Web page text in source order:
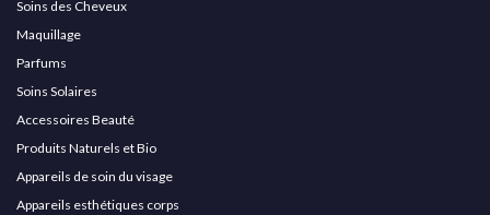
Soins des Cheveux
Maquillage
Parfums
Soins Solaires
Accessoires Beauté
Produits Naturels et Bio
Appareils de soin du visage
Appareils esthétiques corps